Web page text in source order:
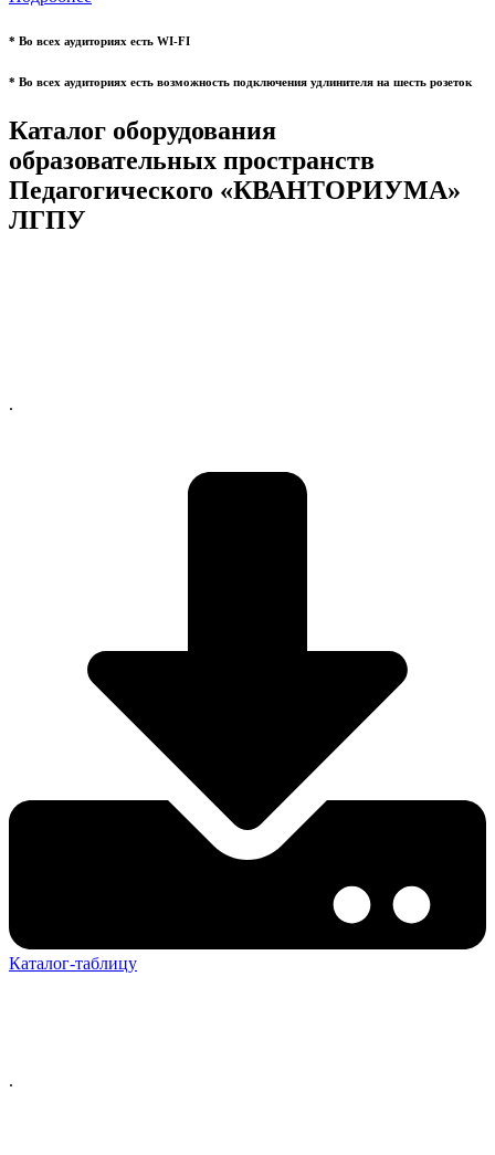
* Во всех аудиториях есть WI-FI
* Во всех аудиториях есть возможность подключения удлинителя на шесть розеток
Каталог оборудования
образовательных пространств
Педагогического «КВАНТОРИУМА»
ЛГПУ
.
Каталог-таблицу
.